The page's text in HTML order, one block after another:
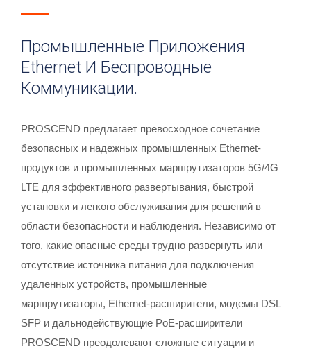
Промышленные Приложения
Ethernet И Беспроводные
Коммуникации.
PROSCEND предлагает превосходное сочетание
безопасных и надежных промышленных Ethernet-
продуктов и промышленных маршрутизаторов 5G/4G
LTE для эффективного развертывания, быстрой
установки и легкого обслуживания для решений в
области безопасности и наблюдения. Независимо от
того, какие опасные среды трудно развернуть или
отсутствие источника питания для подключения
удаленных устройств, промышленные
маршрутизаторы, Ethernet-расширители, модемы DSL
SFP и дальнодействующие PoE-расширители
PROSCEND преодолевают сложные ситуации и